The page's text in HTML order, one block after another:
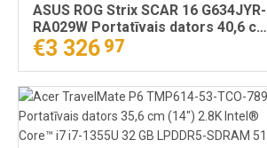
ASUS ROG Strix SCAR 16 G634JYR-
RA029W Portatīvais dators 40,6 cm
(16") WQXGA Intel® Core™ i9 i9-
14900HX 32 GB DDR5-SDRAM 1 TB
SSD NVIDIA GeForce RTX 4090 Wi-
Fi 6E (802.11ax) Windows 11 Home
Melns
€3 326 97